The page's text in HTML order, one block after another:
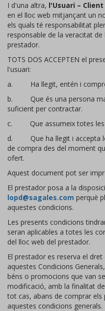
I d'una altra, l'Usuari – Client
en el lloc web mitjançant un
els quals té responsabilitat
responsable de la veracitat
prestador.
TOTS DOS ACCEPTEN el
l'usuari:
a. Ha llegit, entén i
b. Que és una persona
suficient per contractar.
c. Que assumeix totes les
d. Que ha llegit i accepta
de compra des del moment
ofert.
Aquest document pot ser
El prestador posa a la
lopd@sagales.com perquè
aquestes condicions.
Les presents condicions
seran aplicables a totes les
del lloc web del prestador.
El prestador es reserva el
aquestes Condicions
béns o promocions que van
modificació, amb la finalitat
tot cas, abans de comprar
aquestes condicions generals.